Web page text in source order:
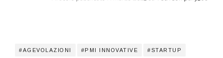
AGEVOLAZIONI PMI INNOVATIVE STARTUP